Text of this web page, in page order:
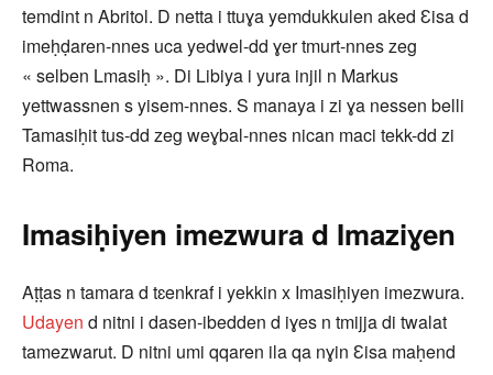
temdint n Abritol. D netta i ttuɣa yemdukkulen aked Ɛisa d
imeḥḍaren-nnes uca yedwel-dd ɣer tmurt-nnes zeg
« selben Lmasiḥ ». Di Libiya i yura injil n Markus
yettwassnen s yisem-nnes. S manaya i zi ɣa nessen belli
Tamasiḥit tus-dd zeg weɣbal-nnes nican maci tekk-dd zi
Roma.
Imasiḥiyen imezwura d Imaziɣen
Aṭṭas n tamara d tɛenkraf i yekkin x Imasiḥiyen imezwura.
Udayen d nitni i dasen-ibedden d iɣes n tmijja di twalat
tamezwarut. D nitni umi qqaren ila qa nɣin Ɛisa maḥend